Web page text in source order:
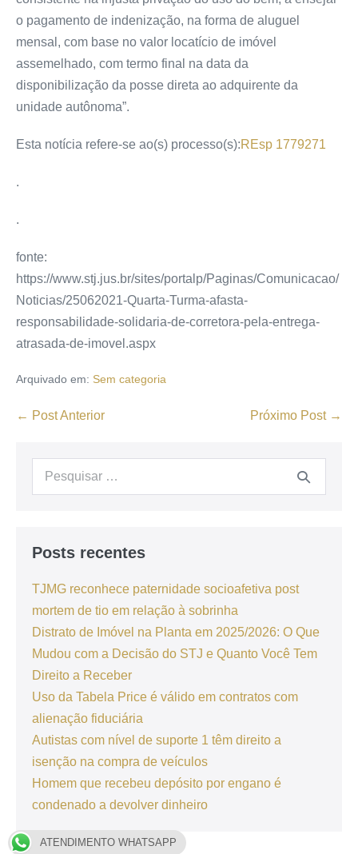
o pagamento de indenização, na forma de aluguel
mensal, com base no valor locatício de imóvel
assemelhado, com termo final na data da
disponibilização da posse direta ao adquirente da
unidade autônoma”.​
Esta notícia refere-se ao(s) processo(s):REsp 1779271
.
.
fonte:
https://www.stj.jus.br/sites/portalp/Paginas/Comunicacao/
Noticias/25062021-Quarta-Turma-afasta-
responsabilidade-solidaria-de-corretora-pela-entrega-
atrasada-de-imovel.aspx
Arquivado em: Sem categoria
← Post Anterior Próximo Post →
Posts recentes
TJMG reconhece paternidade socioafetiva post
mortem de tio em relação à sobrinha
Distrato de Imóvel na Planta em 2025/2026: O Que
Mudou com a Decisão do STJ e Quanto Você Tem
Direito a Receber
Uso da Tabela Price é válido em contratos com
alienação fiduciária
Autistas com nível de suporte 1 têm direito a
isenção na compra de veículos
Homem que recebeu depósito por engano é
condenado a devolver dinheiro
ATENDIMENTO WHATSAPP